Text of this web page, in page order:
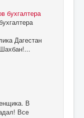
Дагестан
В
Все